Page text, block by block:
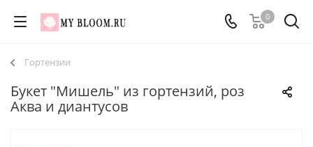
0
Гортензии
Букет "Мишель" из гортензий, роз
Аква и диантусов